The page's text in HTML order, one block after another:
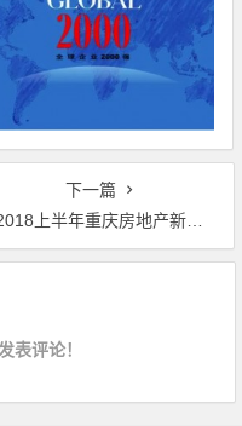
下一篇
上半年重庆房地产新媒体风云榜TOP10排行榜单
表评论！